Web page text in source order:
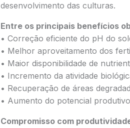
desenvolvimento das culturas.
Entre os principais benefícios
• Correção eficiente do pH do
• Melhor aproveitamento dos
• Maior disponibilidade de
• Incremento da atividade
• Recuperação de áreas
• Aumento do potencial
Compromisso com